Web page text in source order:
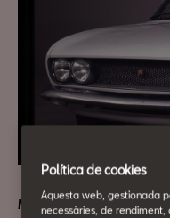
Movilidad urbana
Política de cookies
Aquesta web, gestionada
necessàries, de